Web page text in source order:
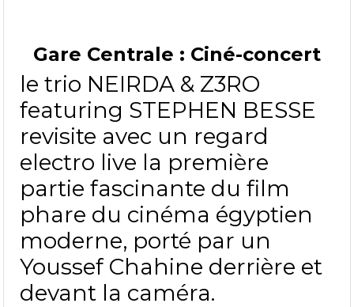
Gare Centrale : Ciné-concert
le trio NEIRDA & Z3RO
featuring STEPHEN BESSE
revisite avec un regard
electro live la première
partie fascinante du film
phare du cinéma égyptien
moderne, porté par un
Youssef Chahine derrière et
devant la caméra.